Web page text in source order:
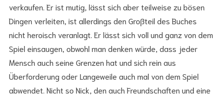
verkaufen. Er ist mutig, lässt sich aber teilweise zu bösen
Dingen verleiten, ist allerdings den Großteil des Buches
nicht heroisch veranlagt. Er lässt sich voll und ganz von dem
Spiel einsaugen, obwohl man denken würde, dass jeder
Mensch auch seine Grenzen hat und sich rein aus
Überforderung oder Langeweile auch mal von dem Spiel
abwendet. Nicht so Nick, den auch Freundschaften und eine